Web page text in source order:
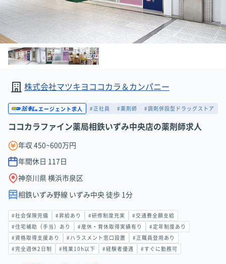
株式会社マツキヨココカラ＆カンパニー
エージェント求人 #正社員 #薬剤師 #調剤併設型ドラッグストア
ココカラファイン薬局相鉄いずみ中央店の薬剤師求人
年収 450~600万円
年間休日 117 日
神奈川県 横浜市泉区
相鉄いずみ野線 いずみ中央 徒歩 1分
#社会保険完備 #昇給あり #研修制度充実 #交通費全額支給
#住宅補助（手当）あり #産休・育休取得実績有り #定年制度あり
#資格取得支援あり #ハラスメント窓口設置 #正職員登用あり
#完全週休2日制 #残業10h以下 #経験者優遇 #すぐに勤務可